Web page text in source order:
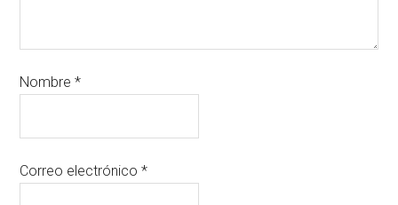
Nombre*
Correo electrónico*